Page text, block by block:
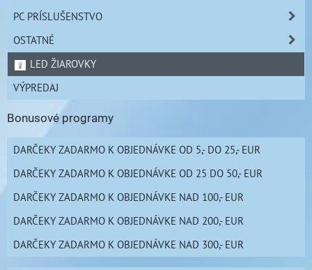
PC PRÍSLUŠENSTVO
OSTATNÉ
LED ŽIAROVKY
VÝPREDAJ
Bonusové programy
DARČEKY ZADARMO K OBJEDNÁVKE OD 5,- DO 25,- EUR
DARČEKY ZADARMO K OBJEDNÁVKE OD 25 DO 50,- EUR
DARČEKY ZADARMO K OBJEDNÁVKE NAD 100,- EUR
DARČEKY ZADARMO K OBJEDNÁVKE NAD 200,- EUR
DARČEKY ZADARMO K OBJEDNÁVKE NAD 300,- EUR